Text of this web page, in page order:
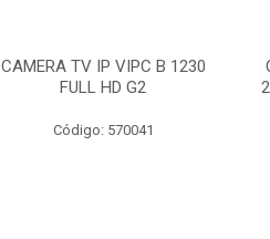
CAMERA TV IP VIPC B 1230
FULL HD G2
Código: 570041